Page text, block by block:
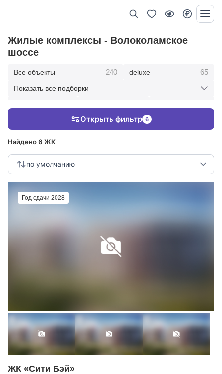
Жилые комплексы - Волоколамское
шоссе
Все объекты 240 deluxe 65
123 клубные дома
Показать все подборки
Найдено 6 ЖК
по умолчанию
Открыть фильтр 6
Год сдачи 2028
ЖК «Сити Бэй»